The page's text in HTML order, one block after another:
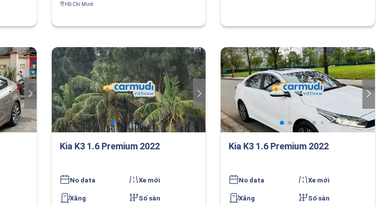
Hồ Chí Minh
Kia K3 1.6 Premium 2022
No data Xe mới
Xăng Số sàn
Kia K3 1.6 Premium 2022
No data Xe mới
Xăng Số sàn